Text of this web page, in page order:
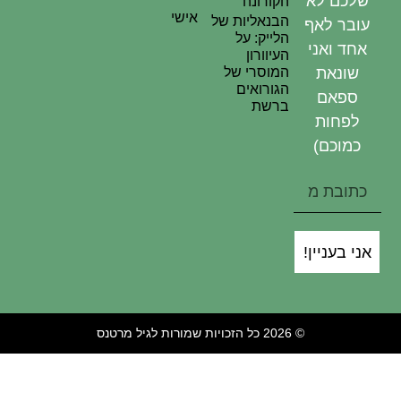
אישי
הבנאליות של
הלייק: על
העיוורון
המוסרי של
הגורואים
ברשת
עובר לאף
אחד ואני
שונאת
ספאם
לפחות
כמוכם)
אני בעניין!